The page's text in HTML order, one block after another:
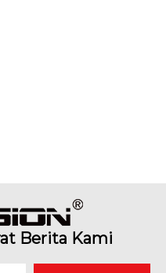
Berita Kami